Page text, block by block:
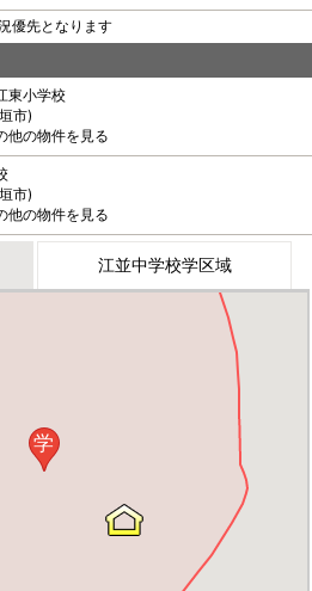
優先となります
東小学校
市)
他の物件を見る
市)
他の物件を見る
江並中学校学区域
学